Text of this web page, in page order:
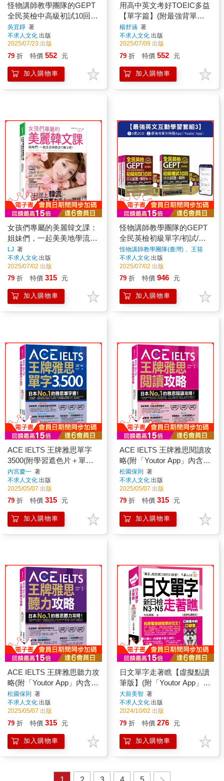
怪物講師教學團隊的GEPT
全民英檢中高級初試10回模
擬試題+解析(2書+「Youtor
App」內含VRP虛擬點讀筆
+防水書套)
吳宜錚 著
不求人文化 出版
2025/07/23 出版
79 折 特價 552 元
加入購物車
用高中英文考好TOEIC多益
【單字篇】(附最強背單字
神器＋「Youtor App」內含
VRP虛擬點讀筆)
楊舒涵 著
不求人文化 出版
2025/07/09 出版
79 折 特價 552 元
加入購物車
女孩們專屬的美麗韓文課：
姐妹們，一起美美地學流行
韓文吧！(附「Youtor App」
內含VRP虛擬點讀筆)
LJ 著
不求人文化 出版
2025/07/02 出版
79 折 特價 315 元
加入購物車
怪物講師教學團隊的GEPT
全民英檢初級單字/初試/複
試【最強英文互動學習套組
3】(3書＋20回全真模擬試
題＋解析＋ 2CD ＋最強背
單字神器App(Youtor App，
iOS/Android適用)
怪物講師教學團隊(臺灣) 、王筱
筑、吳宜錚、黃文俞Amy、劉婕
著
不求人文化 出版
2025/07/02 出版
79 折 特價 946 元
加入購物車
ACE IELTS 王牌雅思單字
3500(附學習遮色片＋單字
複習表下載＋「Youtor
App」內含VRP虛擬點讀筆)
内宮慶一 著
不求人文化 出版
2025/05/07 出版
79 折 特價 315 元
加入購物車
ACE IELTS 王牌雅思閱讀攻
略(附「Youtor App」內含
VRP虛擬點讀筆)
松園保則
著
不求人文化 出版
2025/05/07 出版
79 折 特價 315 元
加入購物車
ACE IELTS 王牌雅思聽力攻
略(附「Youtor App」內含
VRP虛擬點讀筆)
松園保則
著
不求人文化 出版
2025/05/07 出版
79 折 特價 315 元
加入購物車
日文單字走著瞧【虛擬點讀
筆版】(附「Youtor App」內
含VRP虛擬點讀筆＋防水書
套)
大前美智 著
不求人文化 出版
2024/10/02 出版
79 折 特價 276 元
加入購物車